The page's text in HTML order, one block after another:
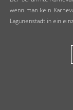
wenn man kein
Lagunenstadt in ein